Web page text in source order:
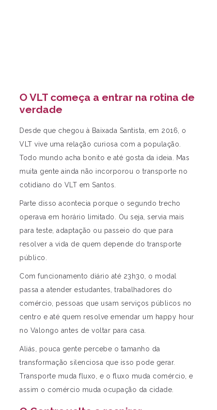
O VLT começa a entrar na rotina de
verdade
Desde que chegou à Baixada Santista, em 2016, o
VLT vive uma relação curiosa com a população.
Todo mundo acha bonito e até gosta da ideia. Mas
muita gente ainda não incorporou o transporte no
cotidiano do VLT em Santos.
Parte disso acontecia porque o segundo trecho
operava em horário limitado. Ou seja, servia mais
para teste, adaptação ou passeio do que para
resolver a vida de quem depende do transporte
público.
Com funcionamento diário até 23h30, o modal
passa a atender estudantes, trabalhadores do
comércio, pessoas que usam serviços públicos no
centro e até quem resolve emendar um happy hour
no Valongo antes de voltar para casa.
Aliás, pouca gente percebe o tamanho da
transformação silenciosa que isso pode gerar.
Transporte muda fluxo, e o fluxo muda comércio, e
assim o comércio muda ocupação da cidade.